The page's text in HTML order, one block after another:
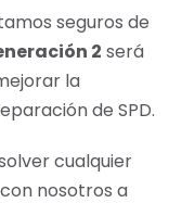
seguros de
2 será
la
de SPD.
cualquier
nosotros a